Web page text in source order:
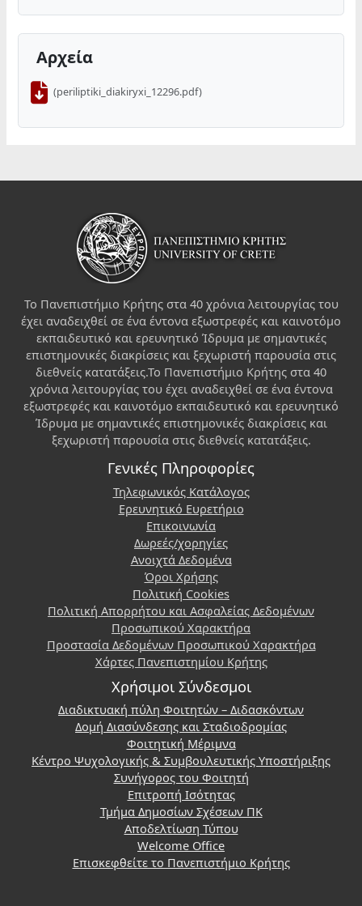
Αρχεία
(periliptiki_diakiryxi_12296.pdf)
Το Πανεπιστήμιο Κρήτης στα 40 χρόνια λειτουργίας του
έχει αναδειχθεί σε ένα έντονα εξωστρεφές και καινοτόμο
εκπαιδευτικό και ερευνητικό Ίδρυμα με σημαντικές
επιστημονικές διακρίσεις και ξεχωριστή παρουσία στις
διεθνείς κατατάξεις.Το Πανεπιστήμιο Κρήτης στα 40
χρόνια λειτουργίας του έχει αναδειχθεί σε ένα έντονα
εξωστρεφές και καινοτόμο εκπαιδευτικό και ερευνητικό
Ίδρυμα με σημαντικές επιστημονικές διακρίσεις και
ξεχωριστή παρουσία στις διεθνείς κατατάξεις.
Γενικές Πληροφορίες
Τηλεφωνικός Κατάλογος
Ερευνητικό Ευρετήριο
Επικοινωνία
Δωρεές/χορηγίες
Ανοιχτά Δεδομένα
Όροι Χρήσης
Πολιτική Cookies
Πολιτική Απορρήτου και Ασφαλείας Δεδομένων
Προσωπικού Χαρακτήρα
Προστασία Δεδομένων Προσωπικού Χαρακτήρα
Χάρτες Πανεπιστημίου Κρήτης
Χρήσιμοι Σύνδεσμοι
Διαδικτυακή πύλη Φοιτητών – Διδασκόντων
Δομή Διασύνδεσης και Σταδιοδρομίας
Φοιτητική Μέριμνα
Κέντρο Ψυχολογικής & Συμβουλευτικής Υποστήριξης
Συνήγορος του Φοιτητή
Επιτροπή Ισότητας
Τμήμα Δημοσίων Σχέσεων ΠΚ
Αποδελτίωση Τύπου
Welcome Office
Επισκεφθείτε το Πανεπιστήμιο Κρήτης